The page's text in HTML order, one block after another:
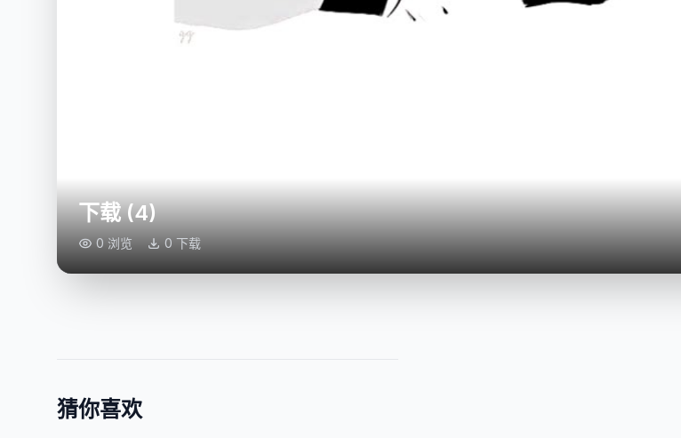
下载 (4)
0 浏览 0 下载
猜你喜欢